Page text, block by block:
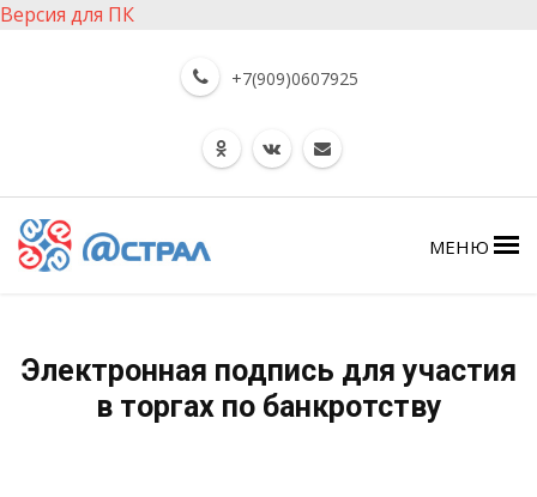
Версия для ПК
+7(909)0607925
МЕНЮ
Электронная подпись для участия
в торгах по банкротству